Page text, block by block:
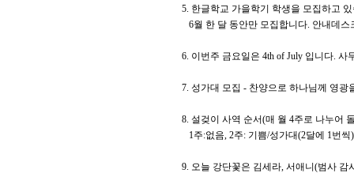
5. 한글학교 가을학기 학생을 모집하고
6월 한 달 동안만 모집합니다. 안내데
6. 이번주 금요일은 4th of July 입니다. 사
7. 성가대 모집 - 찬양으로 하나님께 영
8. 설겆이 사역 순서(매 월 4주로 나누어
1주:없음, 2주: 기쁨/성가대(2달에 1번
9. 오늘 강단꽃은 김세라, 서애니(범사 감